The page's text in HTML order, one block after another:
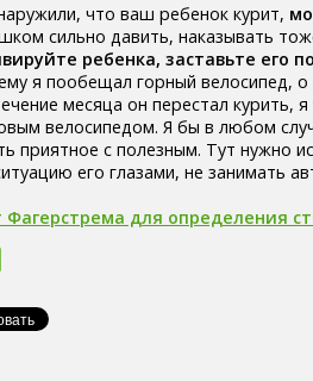
что ваш ребенок курит,
сильно давить, наказывать
ребенка, заставьте его
я пообещал горный велосипед,
месяца он перестал курить,
велосипедом. Я бы в любом
приятное с полезным. Тут нужно
его глазами, не занимать
Фагерстрема для определения